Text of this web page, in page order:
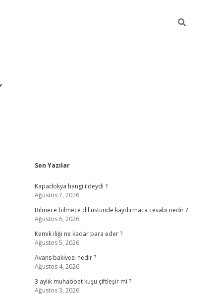
Sidebar
Son Yazılar
Kapadokya hangi ildeydi ?
Ağustos 7, 2026
Bilmece bilmece dil üstünde kaydırmaca cevabı nedir ?
Ağustos 6, 2026
Kemik iliği ne kadar para eder ?
Ağustos 5, 2026
Avans bakiyesi nedir ?
Ağustos 4, 2026
3 aylık muhabbet kuşu çiftleşir mi ?
Ağustos 3, 2026